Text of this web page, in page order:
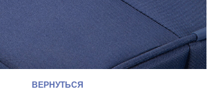
ВЕРНУТЬСЯ